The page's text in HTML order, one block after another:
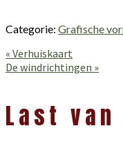
Categorie: Grafische
Vorig
bericht:
« Verhuiskaart
Volgend
De windrichtingen »
Interacties
Last van